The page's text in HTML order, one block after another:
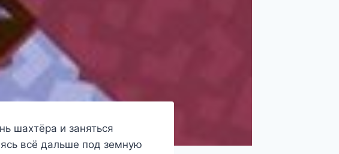
шахтёра и заняться
всё дальше под земную